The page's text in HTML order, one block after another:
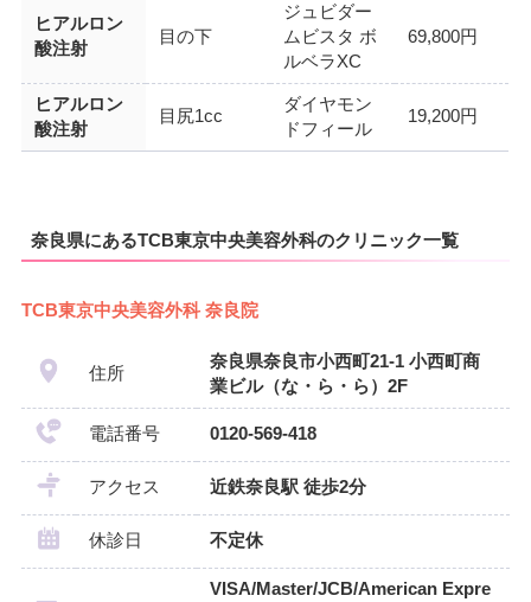
ヒアルロン
酸注射
目の下
ジュビダー
ムビスタ ボ
ルベラXC
69,800円
ヒアルロン
酸注射
目尻1cc
ダイヤモン
ドフィール
19,200円
奈良県にあるTCB東京中央美容外科のクリニック一覧
TCB東京中央美容外科 奈良院
住所
奈良県奈良市小西町21-1 小西町商
業ビル（な・ら・ら）2F
電話番号 0120-569-418
アクセス 近鉄奈良駅 徒歩2分
休診日 不定休
VISA/Master/JCB/American Expre